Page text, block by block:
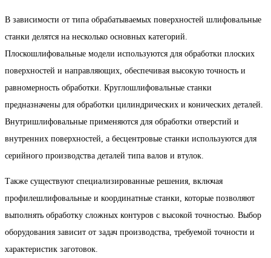
В зависимости от типа обрабатываемых поверхностей шлифовальные
станки делятся на несколько основных категорий.
Плоскошлифовальные модели используются для обработки плоских
поверхностей и направляющих, обеспечивая высокую точность и
равномерность обработки. Круглошлифовальные станки
предназначены для обработки цилиндрических и конических деталей.
Внутришлифовальные применяются для обработки отверстий и
внутренних поверхностей, а бесцентровые станки используются для
серийного производства деталей типа валов и втулок.
Также существуют специализированные решения, включая
профилешлифовальные и координатные станки, которые позволяют
выполнять обработку сложных контуров с высокой точностью. Выбор
оборудования зависит от задач производства, требуемой точности и
характеристик заготовок.